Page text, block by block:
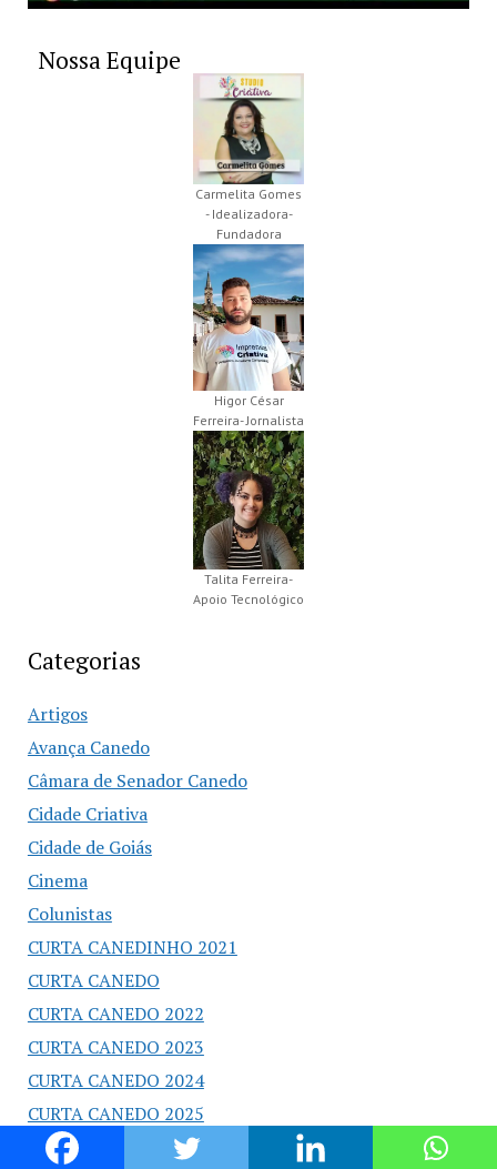
Nossa Equipe
Carmelita Gomes
- Idealizadora-
Fundadora
Higor César
Ferreira- Jornalista
Talita Ferreira-
Apoio Tecnológico
Categorias
Artigos
Avança Canedo
Câmara de Senador Canedo
Cidade Criativa
Cidade de Goiás
Cinema
Colunistas
CURTA CANEDINHO 2021
CURTA CANEDO
CURTA CANEDO 2022
CURTA CANEDO 2023
CURTA CANEDO 2024
CURTA CANEDO 2025
Editorial